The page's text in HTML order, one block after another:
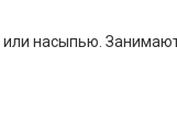
насыпью.